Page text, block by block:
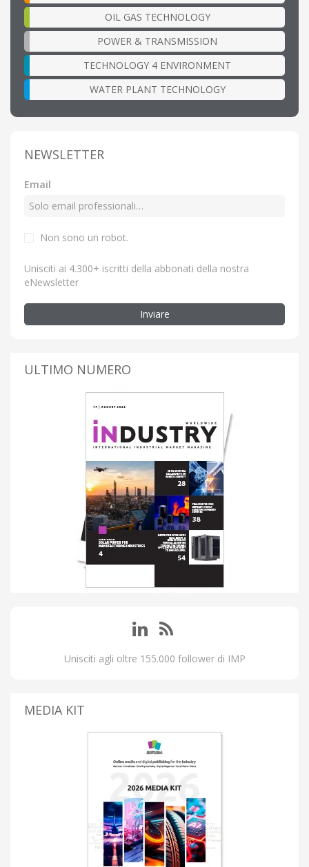
OIL GAS TECHNOLOGY
POWER & TRANSMISSION
TECHNOLOGY 4 ENVIRONMENT
WATER PLANT TECHNOLOGY
NEWSLETTER
Email
Non sono un robot.
Unisciti ai 4.300+ iscritti della abbonati della nostra
eNewsletter
Inviare
ULTIMO NUMERO
Unisciti agli oltre 155.000 follower di IMP
MEDIA KIT